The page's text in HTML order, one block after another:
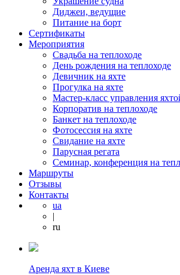
Диджеи, ведущие
Питание на борт
Сертификаты
Мероприятия
Свадьба на теплоходе
День рождения на теплоходе
Девичник на яхте
Прогулка на яхте
Мастер-класс управления
Корпоратив на теплоходе
Банкет на теплоходе
Фотосессия на яхте
Свидание на яхте
Парусная регата
Семинар, конференция на
Маршруты
Отзывы
Контакты
ua
|
ru
Аренда яхт в Киеве